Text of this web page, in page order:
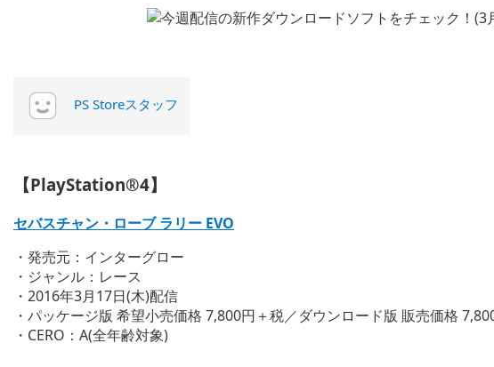
PS Storeスタッフ
【PlayStation®4】
セバスチャン・ローブ ラリー EVO
・発売元：インターグロー
・ジャンル：レース
・2016年3月17日(木)配信
・パッケージ版 希望小売価格 7,800円＋税／ダウンロード版 販売価格
・CERO：A(全年齢対象)